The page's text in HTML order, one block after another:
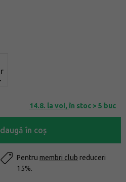
14.8. la voi, în stoc > 5 buc
în coș
Pentru membri club reduceri
15%.